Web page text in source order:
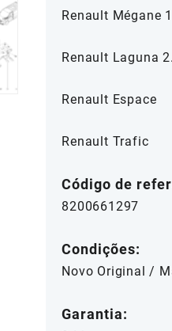
Renault Mégane
Renault Laguna
Renault Espace
Renault Trafic
Código de
8200661297
Condições:
Novo Original /
Garantia: